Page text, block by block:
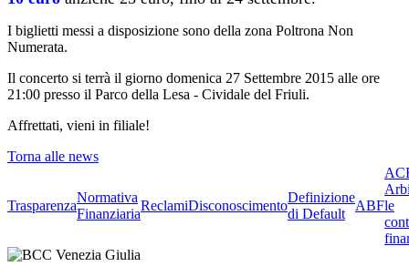
I biglietti messi a disposizione sono della zona Poltrona Non
Numerata.
Il concerto si terrà il giorno domenica 27 Settembre 2015 alle ore
21:00 presso il Parco della Lesa - Cividale del Friuli.
Affrettati, vieni in filiale!
Torna alle news
Trasparenza
Normativa
Finanziaria
ReclamiDisconoscimento
Definizione
di Default
ABFle